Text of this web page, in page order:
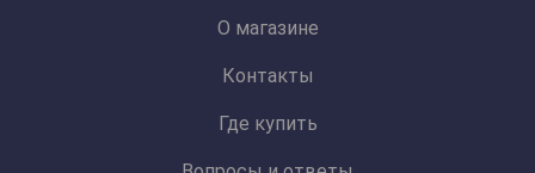
О магазине
Контакты
Где купить